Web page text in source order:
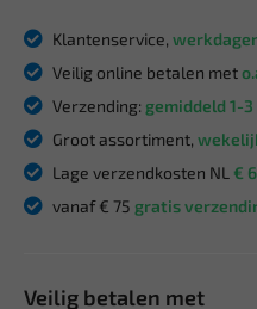
Klantenservice,
Veilig online betalen met
Verzending: gemiddeld 1-
Groot assortiment,
Lage verzendkosten NL €
vanaf € 75 gratis
Veilig betalen met